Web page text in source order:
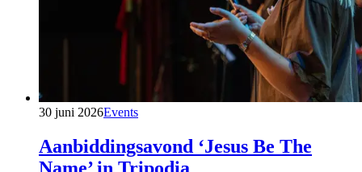
30 juni 2026Events
Aanbiddingsavond ‘Jesus Be The